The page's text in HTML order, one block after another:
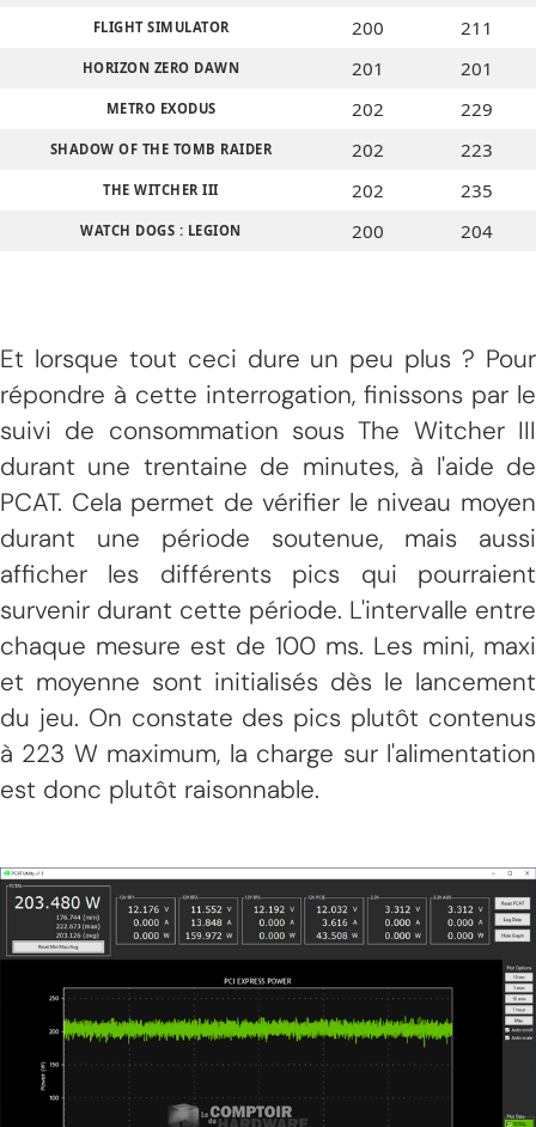
FLIGHT SIMULATOR 200 211
HORIZON ZERO DAWN 201 201
METRO EXODUS 202 229
SHADOW OF THE TOMB RAIDER 202 223
THE WITCHER III 202 235
WATCH DOGS : LEGION 200 204
Et lorsque tout ceci dure un peu plus ? Pour
répondre à cette interrogation, finissons par le
suivi de consommation sous The Witcher III
durant une trentaine de minutes, à l'aide de
PCAT. Cela permet de vérifier le niveau moyen
durant une période soutenue, mais aussi
afficher les différents pics qui pourraient
survenir durant cette période. L'intervalle entre
chaque mesure est de 100 ms. Les mini, maxi
et moyenne sont initialisés dès le lancement
du jeu. On constate des pics plutôt contenus
à 223 W maximum, la charge sur l'alimentation
est donc plutôt raisonnable.